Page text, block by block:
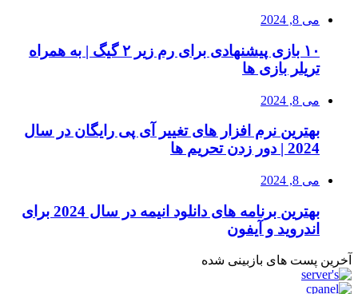
می 8, 2024
۱۰ بازی پیشنهادی برای رم زیر ۲ گیگ | به همراه
تریلر بازی ها
می 8, 2024
بهترین نرم افزار های تغییر آی پی رایگان در سال
2024 | دور زدن تحریم ها
می 8, 2024
بهترین برنامه های دانلود انیمه در سال 2024 برای
اندروید و آیفون
آخرین پست های بازبینی شده